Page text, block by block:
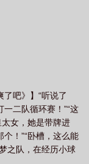
了吧》】“听说了
二队循环赛！”“这
女，她是带牌进
！”“卧槽，这么能
之队，在经历小球